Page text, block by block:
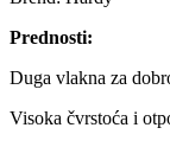
Prednosti:
Duga vlakna za
Visoka čvrstoća i